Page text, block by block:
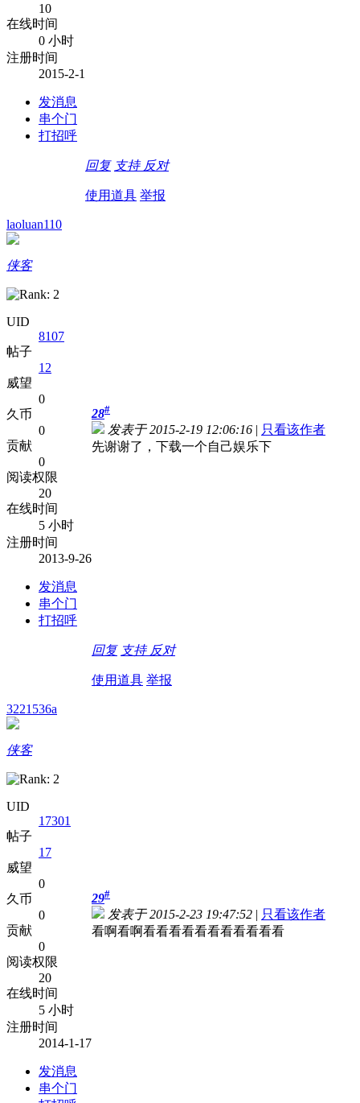
10
在线时间
0 小时
注册时间
2015-2-1
发消息
串个门
打招呼
回复 支持 反对
使用道具 举报
laoluan110
侠客
UID
8107
帖子
12
威望
0
久币
0
贡献
0
阅读权限
20
在线时间
5 小时
注册时间
2013-9-26
发消息
串个门
打招呼
28#
发表于 2015-2-19 12:06:16 | 只看该作者
先谢谢了，下载一个自己娱乐下
回复 支持 反对
使用道具 举报
3221536a
侠客
UID
17301
帖子
17
威望
0
久币
0
贡献
0
阅读权限
20
在线时间
5 小时
注册时间
2014-1-17
发消息
串个门
29#
发表于 2015-2-23 19:47:52 | 只看该作者
看啊看啊看看看看看看看看看看看